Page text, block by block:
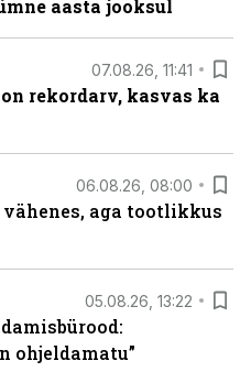
aasta jooksul
07.08.26, 11:41
rekordarv, kasvas ka
06.08.26, 08:00
aga tootlikkus
05.08.26, 13:22
ohjeldamatu”